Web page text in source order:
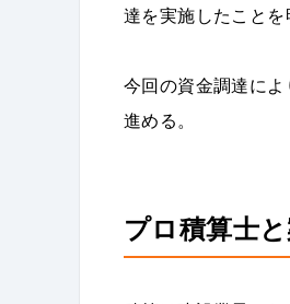
達を実施したことを
今回の資金調達に
進める。
プロ積算士